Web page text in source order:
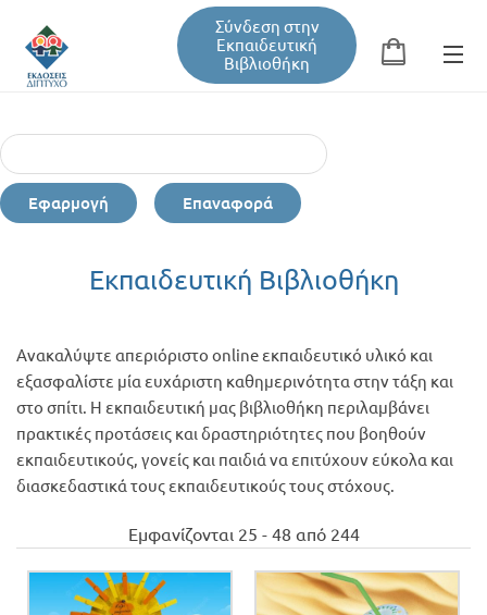
Σύνδεση στην
Εκπαιδευτική
Βιβλιοθήκη
Φόρμα αναζήτησης
Εκπαιδευτική Βιβλιοθήκη
Σεμινάρια / Συνέδρια
Τεύχη Περιοδικών
Εφαρμογή Επαναφορά
Εκπαιδευτική Βιβλιοθήκη
Ανακαλύψτε απεριόριστο online εκπαιδευτικό υλικό και
εξασφαλίστε μία ευχάριστη καθημερινότητα στην τάξη και
στο σπίτι. Η εκπαιδευτική μας βιβλιοθήκη περιλαμβάνει
πρακτικές προτάσεις και δραστηριότητες που βοηθούν
εκπαιδευτικούς, γονείς και παιδιά να επιτύχουν εύκολα και
διασκεδαστικά τους εκπαιδευτικούς τους στόχους.
-
κ
filter
Εμφανίζονται 25 - 48 από 244